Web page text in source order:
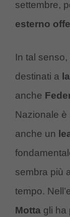
settembre,
esterno
In tal
destinati a
anche
Nazionale
anche un
sembra più
tempo.
Motta gli ha